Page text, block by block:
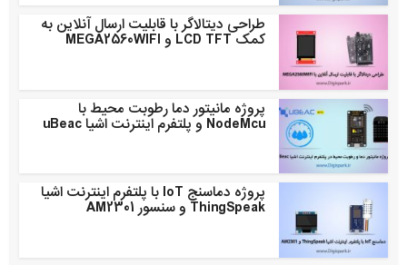
طراحی دیتالاگر با قابلیت ارسال آنلاین به
کمک LCD TFT و MEGA2560WIFI
پروژه مانیتور دما رطوبت محیط با
NodeMcu و پلتفرم اینترنت اشیا uBeac
پروژه دماسنج IoT با پلتفرم اینترنت اشیا
ThingSpeak و سنسور AM2301